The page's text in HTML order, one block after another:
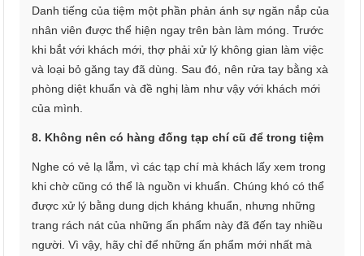
Danh tiếng của tiệm một phần phản ánh sự ngăn nắp của
nhân viên được thể hiện ngay trên bàn làm móng. Trước
khi bắt với khách mới, thợ phải xử lý không gian làm việc
và loại bỏ găng tay đã dùng. Sau đó, nên rửa tay bằng xà
phòng diệt khuẩn và đề nghị làm như vậy với khách mới
của mình.
8. Không nên có hàng đống tạp chí cũ để trong tiệm
Nghe có vẻ lạ lẵm, vì các tạp chí mà khách lấy xem trong
khi chờ cũng có thể là nguồn vi khuẩn. Chúng khó có thể
được xử lý bằng dung dịch kháng khuẩn, nhưng những
trang rách nát của những ấn phẩm này đã đến tay nhiều
người. Vì vậy, hãy chỉ để những ấn phẩm mới nhất mà